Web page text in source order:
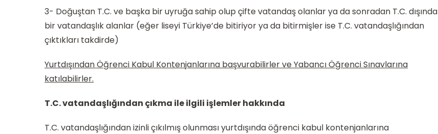
3- Doğuştan T.C. ve başka bir uyruğa sahip olup çifte vatandaş olanlar ya da sonradan T.C. dışında
bir vatandaşlık alanlar (eğer liseyi Türkiye’de bitiriyor ya da bitirmişler ise T.C. vatandaşlığından
çıktıkları takdirde)
Yurtdışından Öğrenci Kabul Kontenjanlarına başvurabilirler ve Yabancı Öğrenci Sınavlarına
katılabilirler.
T.C. vatandaşlığından çıkma ile ilgili işlemler hakkında
T.C. vatandaşlığından izinli çıkılmış olunması yurtdışında öğrenci kabul kontenjanlarına